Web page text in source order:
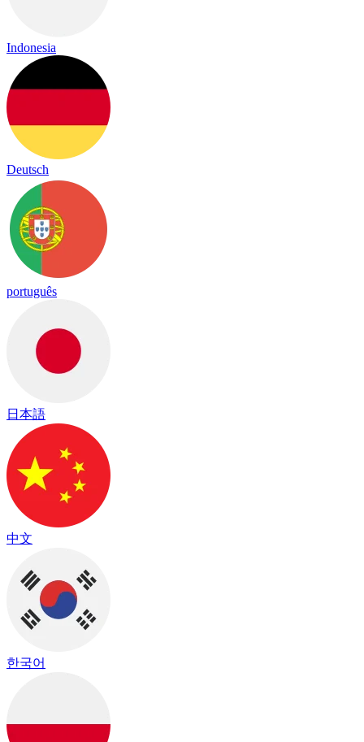
Indonesia
Deutsch
português
日本語
中文
한국어